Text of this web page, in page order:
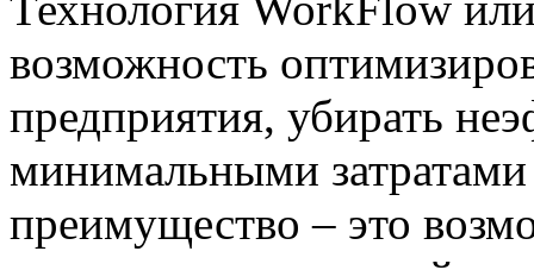
возможность
предприятия, убирать
минимальными
преимущество – это